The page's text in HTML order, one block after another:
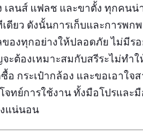
ลนส์ แฟลช และขาตั้ง ทุกคนน่
ดียว ดังนั้นการเก็บและการพก
องทุกอย่างให้ปลอดภัย ไม่มีร
ต้องเหมาะสมกับสรีระไม่ทำ
อ กระเป๋ากล้อง และขอเอาใจ
จทย์การใช้งาน ทั้งมือโปรและ
แน่นอน